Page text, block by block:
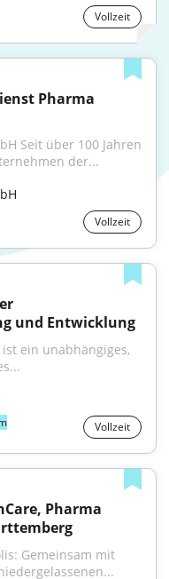
Vollzeit
Pharma
Seit über 100 Jahren
der...
Vollzeit
und Entwicklung
ist ein unabhängiges,
Vollzeit
Pharma
Gemeinsam mit